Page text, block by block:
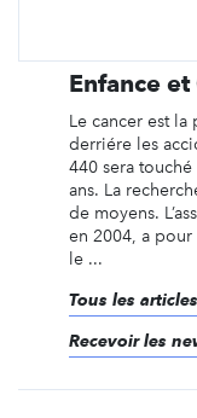
Enfance et
Le cancer est
derriére les
440 sera
ans. La
de moyens.
en 2004, a
le ...
Tous les
Recevoir les